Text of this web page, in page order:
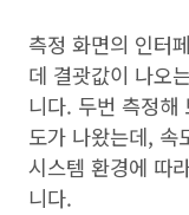
측정 화면의 인터
데 결괏값이 나오
니다. 두번 측정
도가 나왔는데, 속
시스템 환경에 따
니다.